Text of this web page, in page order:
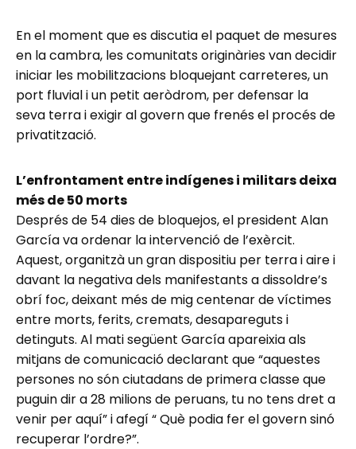
En el moment que es discutia el paquet de mesures
en la cambra, les comunitats originàries van decidir
iniciar les mobilitzacions bloquejant carreteres, un
port fluvial i un petit aeròdrom, per defensar la
seva terra i exigir al govern que frenés el procés de
privatització.
L’enfrontament entre indígenes i militars deixa
més de 50 morts
Després de 54 dies de bloquejos, el president Alan
García va ordenar la intervenció de l’exèrcit.
Aquest, organitzà un gran dispositiu per terra i aire i
davant la negativa dels manifestants a dissoldre’s
obrí foc, deixant més de mig centenar de víctimes
entre morts, ferits, cremats, desapareguts i
detinguts. Al mati següent García apareixia als
mitjans de comunicació declarant que “aquestes
persones no són ciutadans de primera classe que
puguin dir a 28 milions de peruans, tu no tens dret a
venir per aquí” i afegí “ Què podia fer el govern sinó
recuperar l’ordre?”.